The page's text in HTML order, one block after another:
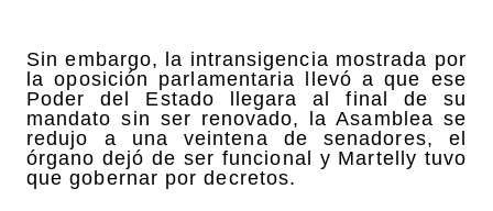
Sin embargo, la intransigencia mostrada por
la oposición parlamentaria llevó a que ese
Poder del Estado llegara al final de su
mandato sin ser renovado, la Asamblea se
redujo a una veintena de senadores, el
órgano dejó de ser funcional y Martelly tuvo
que gobernar por decretos.